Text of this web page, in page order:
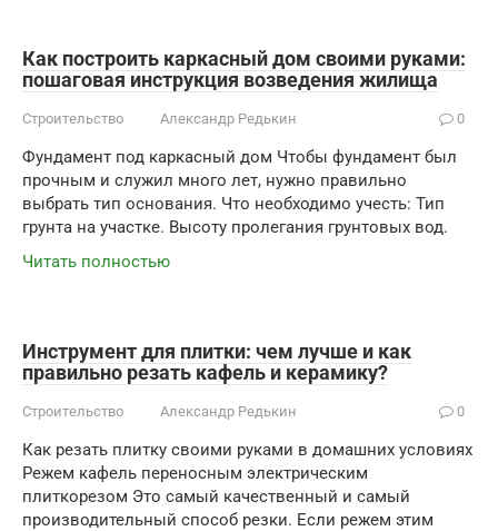
Как построить каркасный дом своими руками:
пошаговая инструкция возведения жилища
Строительство Александр Редькин 0
Фундамент под каркасный дом Чтобы фундамент был
прочным и служил много лет, нужно правильно
выбрать тип основания. Что необходимо учесть: Тип
грунта на участке. Высоту пролегания грунтовых вод.
Читать полностью
Инструмент для плитки: чем лучше и как
правильно резать кафель и керамику?
Строительство Александр Редькин 0
Как резать плитку своими руками в домашних условиях
Режем кафель переносным электрическим
плиткорезом Это самый качественный и самый
производительный способ резки. Если режем этим